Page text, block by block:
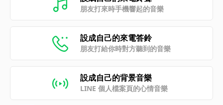
朋友打來時手機響起的音樂
設成自己的來電答鈴
朋友打給你時對方聽到的音樂
設成自己的背景音樂
LINE 個人檔案頁的心情音樂